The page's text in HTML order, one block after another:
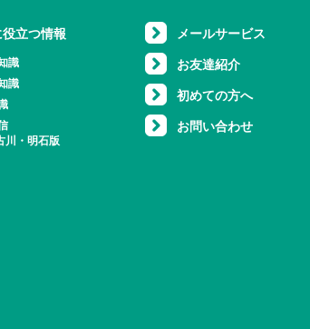
立つ情報
識
識
川・明石版
メールサービス
お友達紹介
初めての方へ
お問い合わせ